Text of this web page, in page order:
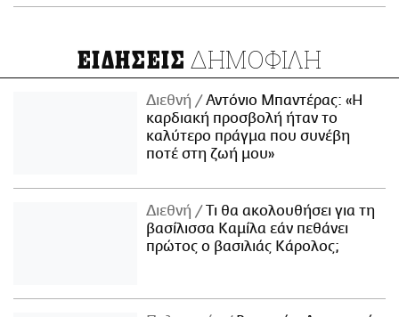
ΕΙΔΗΣΕΙΣ ΔΗΜΟΦΙΛΗ
Διεθνή
Αντόνιο Μπαντέρας: «Η
καρδιακή προσβολή ήταν το
καλύτερο πράγμα που συνέβη
ποτέ στη ζωή μου»
Διεθνή
Τι θα ακολουθήσει για τη
βασίλισσα Καμίλα εάν πεθάνει
πρώτος ο βασιλιάς Κάρολος;